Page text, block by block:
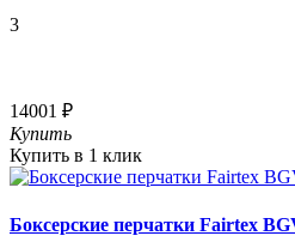
3
14001 ₽
Купить
Купить в 1 клик
Боксерские перчатки Fairtex